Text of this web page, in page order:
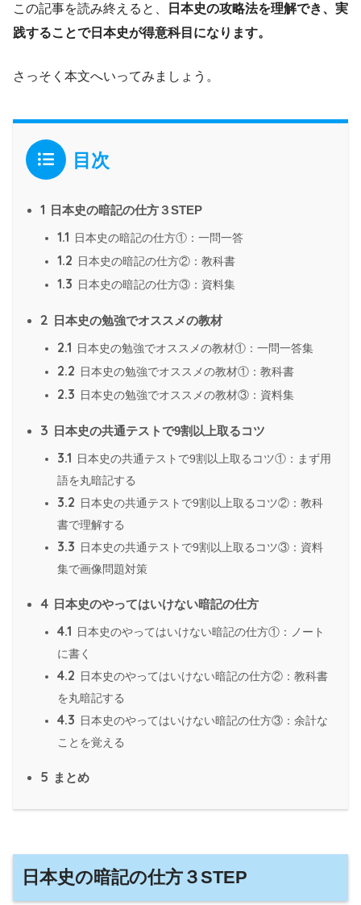
この記事を読み終えると、
日本史の攻略法を理解でき、実
践することで日本史が得意科目になります。
さっそく本文へいってみましょう。
目次
1 日本史の暗記の仕方３STEP
1.1 日本史の暗記の仕方①：一問一答
1.2 日本史の暗記の仕方②：教科書
1.3 日本史の暗記の仕方③：資料集
2 日本史の勉強でオススメの教材
2.1 日本史の勉強でオススメの教材①：一問一答集
2.2 日本史の勉強でオススメの教材①：教科書
2.3 日本史の勉強でオススメの教材③：資料集
3 日本史の共通テストで9割以上取るコツ
3.1 日本史の共通テストで9割以上取るコツ①：まず用
語を丸暗記する
3.2 日本史の共通テストで9割以上取るコツ②：教科
書で理解する
3.3 日本史の共通テストで9割以上取るコツ③：資料
集で画像問題対策
4 日本史のやってはいけない暗記の仕方
4.1 日本史のやってはいけない暗記の仕方①：ノート
に書く
4.2 日本史のやってはいけない暗記の仕方②：教科書
を丸暗記する
4.3 日本史のやってはいけない暗記の仕方③：余計な
ことを覚える
5 まとめ
日本史の暗記の仕方３STEP